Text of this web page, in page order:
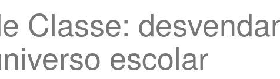
Classe:
escolar